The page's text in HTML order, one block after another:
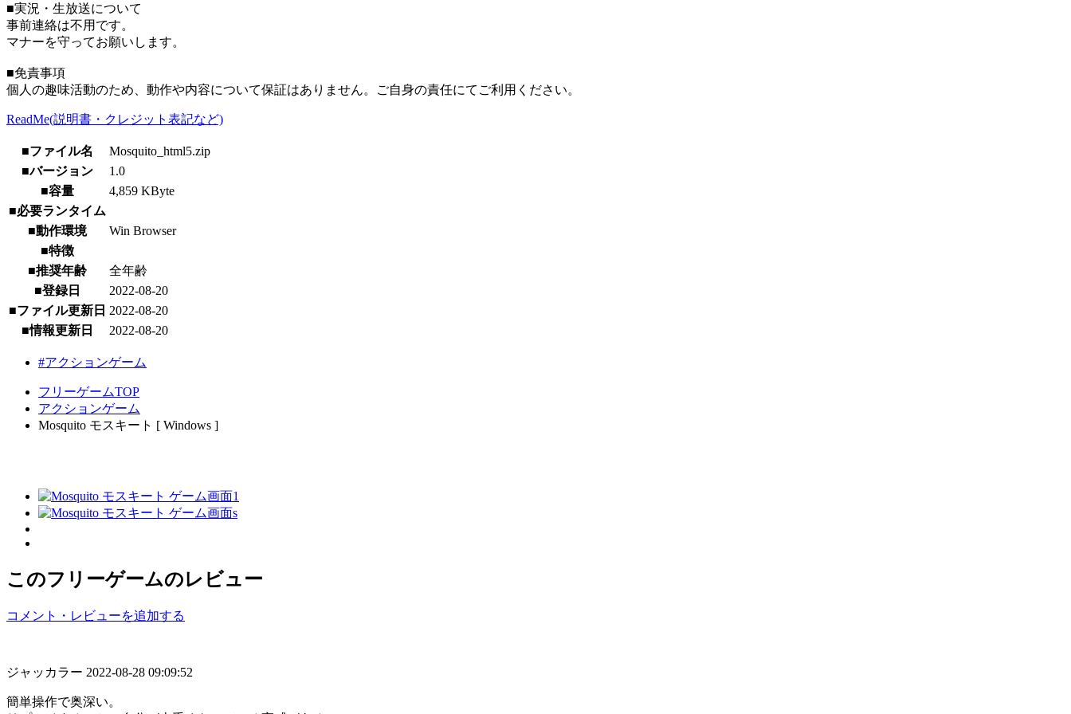
■実況・生放送について
事前連絡は不用です。
マナーを守ってお願いします。
■免責事項
個人の趣味活動のため、動作や内容について保証はありません。ご自身の責任にてご利用ください。
ReadMe(説明書・クレジット表記など)
■ファイル名
Mosquito_html5.zip
■バージョン
1.0
■容量
4,859 KByte
■必要ランタイム
■動作環境
Win Browser
■特徴
■推奨年齢
全年齢
■登録日
2022-08-20
■ファイル更新日 2022-08-20
■情報更新日
2022-08-20
#アクションゲーム
フリーゲームTOP
アクションゲーム
Mosquito モスキート [ Windows ]
このフリーゲームのレビュー
コメント・レビューを追加する
ジャッカラー 2022-08-28 09:09:52
簡単操作で奥深い。